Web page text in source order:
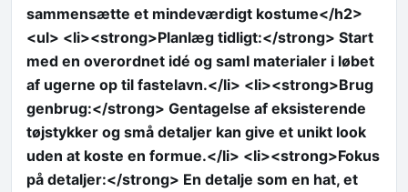
sammensætte et mindeværdigt kostume</h2>
<ul> <li><strong>Planlæg tidligt:</strong> Start
med en overordnet idé og saml materialer i løbet
af ugerne op til fastelavn.</li> <li><strong>Brug
genbrug:</strong> Gentagelse af eksisterende
tøjstykker og små detaljer kan give et unikt look
uden at koste en formue.</li> <li><strong>Fokus
på detaljer:</strong> En detalje som en hat, et